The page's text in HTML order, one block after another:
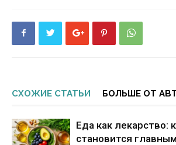
СХОЖИЕ СТАТЬИ БОЛЬШЕ ОТ
Еда как лекарство:
становится